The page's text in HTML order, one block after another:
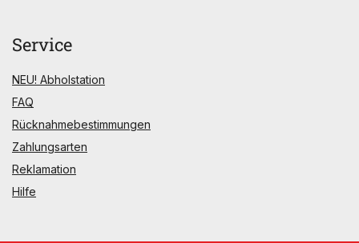
Service
NEU! Abholstation
FAQ
Rücknahmebestimmungen
Zahlungsarten
Reklamation
Hilfe